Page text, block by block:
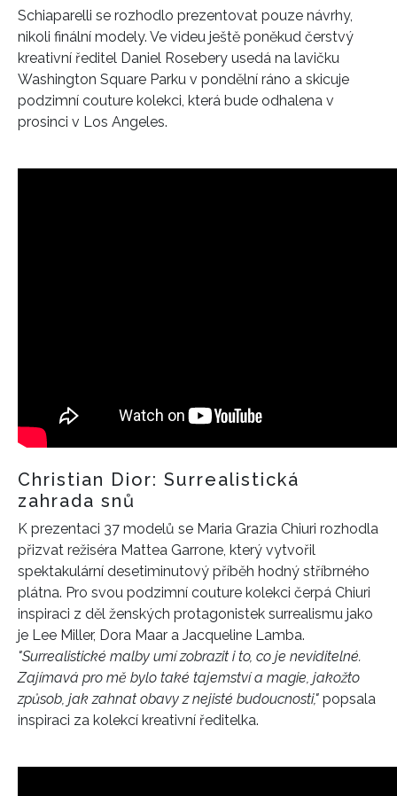
Schiaparelli se rozhodlo prezentovat pouze návrhy,
nikoli finální modely. Ve videu ještě poněkud čerstvý
kreativní ředitel Daniel Rosebery usedá na lavičku
Washington Square Parku v pondělní ráno a skicuje
podzimní couture kolekci, která bude odhalena v
prosinci v Los Angeles.
Christian Dior: Surrealistická
zahrada snů
K prezentaci 37 modelů se Maria Grazia Chiuri rozhodla
přizvat režiséra Mattea Garrone, který vytvořil
spektakulární desetiminutový příběh hodný stříbrného
plátna. Pro svou podzimní couture kolekci čerpá Chiuri
inspiraci z děl ženských protagonistek surrealismu jako
je Lee Miller, Dora Maar a Jacqueline Lamba.
"Surrealistické malby umí zobrazit i to, co je neviditelné.
Zajímavá pro mě bylo také tajemství a magie, jakožto
způsob, jak zahnat obavy z nejisté budoucnosti," popsala
inspiraci za kolekcí kreativní ředitelka.